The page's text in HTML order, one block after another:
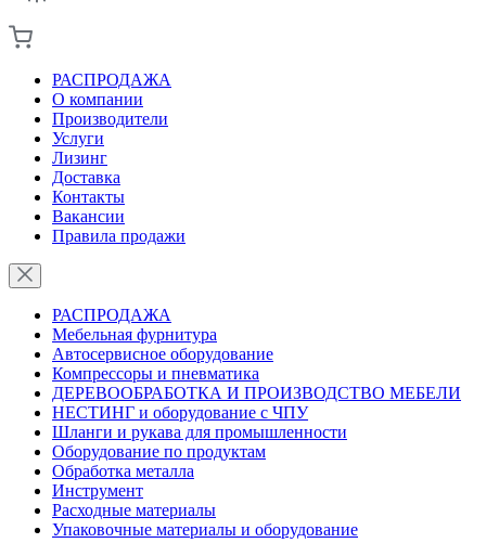
РАСПРОДАЖА
О компании
Производители
Услуги
Лизинг
Доставка
Контакты
Вакансии
Правила продажи
РАСПРОДАЖА
Мебельная фурнитура
Автосервисное оборудование
Компрессоры и пневматика
ДЕРЕВООБРАБОТКА И ПРОИЗВОДСТВО МЕБЕЛИ
НЕСТИНГ и оборудование с ЧПУ
Шланги и рукава для промышленности
Оборудование по продуктам
Обработка металла
Инструмент
Расходные материалы
Упаковочные материалы и оборудование